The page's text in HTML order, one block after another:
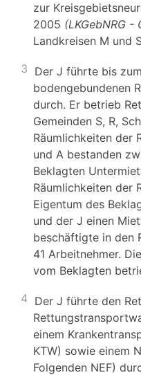
zur
2005 (LKGebNRG -
Landkreisen M und
3 Der J führte bis
bodengebundenen
durch. Er betrieb
Gemeinden S, R,
Räumlichkeiten der
und A bestanden
Beklagten
Räumlichkeiten der
Eigentum des
und der J einen
beschäftigte in den
41 Arbeitnehmer.
vom Beklagten
4 Der J führte den
einem
KTW) sowie einem
Folgenden NEF)